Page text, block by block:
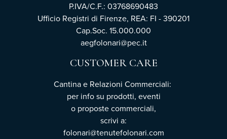
P.IVA/C.F.: 03768690483
Ufficio Registri di Firenze, REA: FI - 390201
Cap.Soc. 15.000.000
aegfolonari@pec.it
CUSTOMER CARE
Cantina e Relazioni Commerciali:
per info su prodotti, eventi
o proposte commerciali,
scrivi a:
folonari@tenutefolonari.com